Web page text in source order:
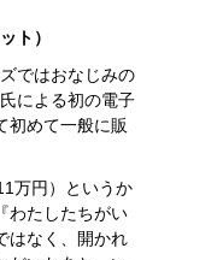
ト）
ではおなじみの
による初の電子
初めて一般に販
万円）というか
わたしたちがい
はなく、開かれ